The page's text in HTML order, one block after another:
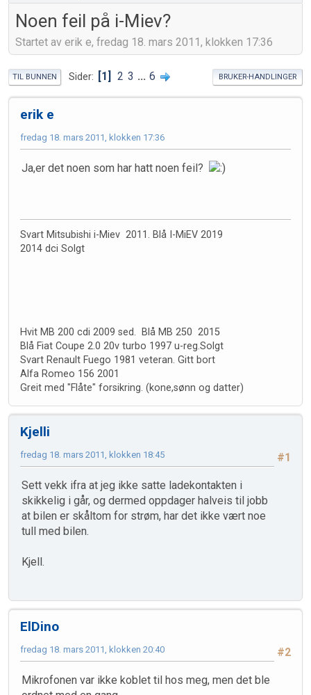
Noen feil på i-Miev?
Startet av erik e, fredag 18. mars 2011, klokken 17:36
TIL BUNNEN Sider 1 2 3 ... 6 BRUKER-HANDLINGER
erik e
fredag 18. mars 2011, klokken 17:36
Ja,er det noen som har hatt noen feil?
Svart Mitsubishi i-Miev 2011. Blå I-MiEV 2019
2014 dci Solgt
Hvit MB 200 cdi 2009 sed. Blå MB 250 2015
Blå Fiat Coupe 2.0 20v turbo 1997 u-reg.Solgt
Svart Renault Fuego 1981 veteran. Gitt bort
Alfa Romeo 156 2001
Greit med "Flåte" forsikring. (kone,sønn og datter)
Kjelli
#1
fredag 18. mars 2011, klokken 18:45
Sett vekk ifra at jeg ikke satte ladekontakten i
skikkelig i går, og dermed oppdager halveis til jobb
at bilen er skåltom for strøm, har det ikke vært noe
tull med bilen.
Kjell.
ElDino
#2
fredag 18. mars 2011, klokken 20:40
Mikrofonen var ikke koblet til hos meg, men det ble